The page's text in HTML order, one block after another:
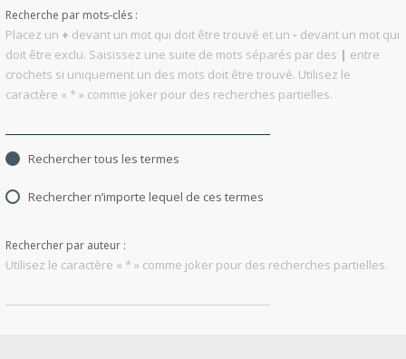
Recherche par mots-clés :
Placez un + devant un mot qui doit être trouvé et un - devant un mot qui
doit être exclu. Saisissez une suite de mots séparés par des | entre
crochets si uniquement un des mots doit être trouvé. Utilisez le
caractère « * » comme joker pour des recherches partielles.
Rechercher tous les termes
Rechercher n’importe lequel de ces termes
Rechercher par auteur :
Utilisez le caractère « * » comme joker pour des recherches partielles.